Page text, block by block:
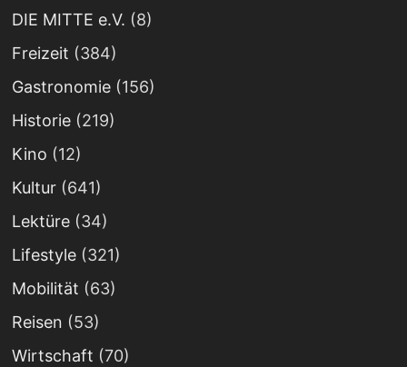
DIE MITTE e.V. (8)
Freizeit (384)
Gastronomie(156)
Historie(219)
Kino (12)
Kultur(641)
Lektüre(34)
Lifestyle(321)
Mobilität (63)
Reisen (53)
Wirtschaft (70)